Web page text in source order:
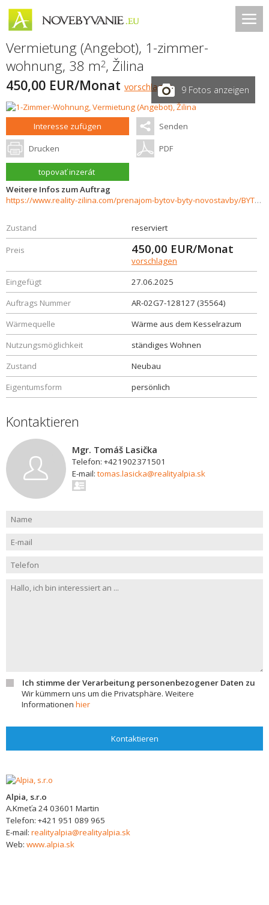
Vermietung (Angebot), 1-zimmer-
wohnung, 38 m2, Žilina
450,00 EUR/Monat vorschlagen 9 Fotos anzeigen
Interesse zufügen Senden
Drucken PDF
topovať inzerát
Weitere Infos zum Auftrag
https://www.reality-zilina.com/prenajom-bytov-byty-novostavby/BYT-1KK-s-francuzskym-oknom-38-m2-Zilina--Vlcince-II-35564/?utm_source=areality&utm_medium=xml&utm_term=35564&utm_content=byt&utm_campaign=portaly
Zustand reserviert
Preis 450,00 EUR/Monat
vorschlagen
Eingefügt
27.06.2025
Auftrags Nummer
AR-02G7-128127 (35564)
Wärmequelle
Wärme aus dem Kesselrazum
Nutzungsmöglichkeit
ständiges Wohnen
Zustand
Neubau
Eigentumsform
persönlich
Kontaktieren
Mgr. Tomáš Lasička
Telefon: +421902371501
E-mail: tomas.lasicka@realityalpia.sk
Ich stimme der Verarbeitung personenbezogener Daten zu
Wir kümmern uns um die Privatsphäre. Weitere
Informationen hier
Kontaktieren
Alpia, s.r.o
A.Kmeťa 2403601 Martin
Telefon: +421 951 089 965
E-mail: realityalpia@realityalpia.sk
Web: www.alpia.sk